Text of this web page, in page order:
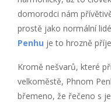
domorodci nám
prostě jako normální
Penhu je to hrozně
Kromě nešvarů, které
velkoměstě, Phnom
břemeno, že řečeno s